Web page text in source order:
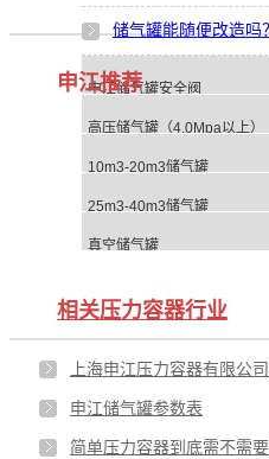
储气罐能随便改造吗
申江推荐
申江储气罐安全阀
高压储气罐（4.0Mpa以上）
10m3-20m3储气罐
25m3-40m3储气罐
真空储气罐
相关压力容器行业
申江储气罐参数表